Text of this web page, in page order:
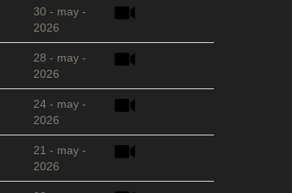
30 - may -
2026
28 - may -
2026
24 - may -
2026
21 - may -
2026